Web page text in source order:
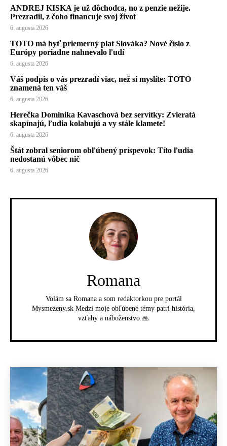
ANDREJ KISKA je už dôchodca, no z penzie nežije.
Prezradil, z čoho financuje svoj život
6. augusta 2026
TOTO má byť priemerný plat Slováka? Nové číslo z
Európy poriadne nahnevalo ľudí
6. augusta 2026
Váš podpis o vás prezradí viac, než si myslíte: TOTO
znamená ten váš
6. augusta 2026
Herečka Dominika Kavaschová bez servítky: Zvieratá
skapínajú, ľudia kolabujú a vy stále klamete!
6. augusta 2026
Štát zobral seniorom obľúbený príspevok: Títo ľudia
nedostanú vôbec nič
6. augusta 2026
Romana
Volám sa Romana a som redaktorkou pre portál
Mysmezeny.sk Medzi moje obľúbené témy patrí história,
vzťahy a náboženstvo 🙏